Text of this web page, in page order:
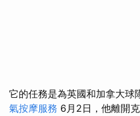
它的任務是為英國和加拿大球
氣按摩服務 6月2日，他離開